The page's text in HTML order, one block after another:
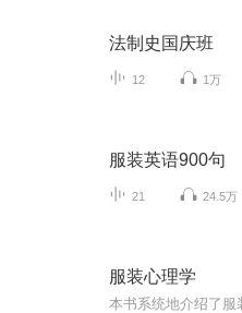
法制史国庆班
12 1万
服装英语900句
21 24.5万
服装心理学